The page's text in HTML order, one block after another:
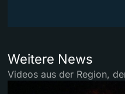
Weitere News
Videos aus der Region,